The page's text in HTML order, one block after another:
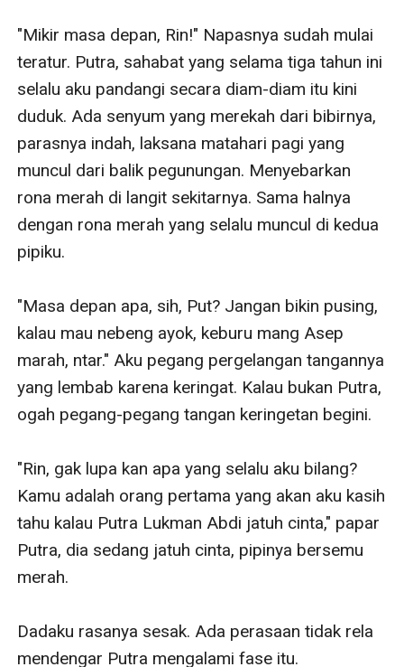
"Mikir masa depan, Rin!" Napasnya sudah mulai
teratur. Putra, sahabat yang selama tiga tahun ini
selalu aku pandangi secara diam-diam itu kini
duduk. Ada senyum yang merekah dari bibirnya,
parasnya indah, laksana matahari pagi yang
muncul dari balik pegunungan. Menyebarkan
rona merah di langit sekitarnya. Sama halnya
dengan rona merah yang selalu muncul di kedua
pipiku.
"Masa depan apa, sih, Put? Jangan bikin pusing,
kalau mau nebeng ayok, keburu mang Asep
marah, ntar." Aku pegang pergelangan tangannya
yang lembab karena keringat. Kalau bukan Putra,
ogah pegang-pegang tangan keringetan begini.
"Rin, gak lupa kan apa yang selalu aku bilang?
Kamu adalah orang pertama yang akan aku kasih
tahu kalau Putra Lukman Abdi jatuh cinta," papar
Putra, dia sedang jatuh cinta, pipinya bersemu
merah.
Dadaku rasanya sesak. Ada perasaan tidak rela
mendengar Putra mengalami fase itu.